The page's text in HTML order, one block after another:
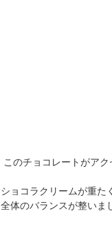
このチョコレートがア
ショコラクリームが重た
全体のバランスが整いま